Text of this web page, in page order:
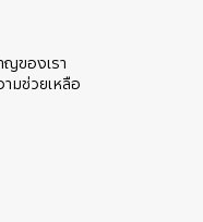
ของเรา
มช่วยเหลือ